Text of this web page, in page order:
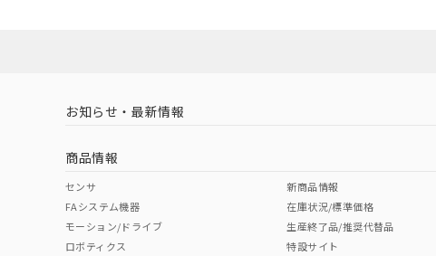
中国 RoHS 注意事項・凡例
中国 RoHS表
Pb Hg Cr(VI)
（イギリス
（ノルウェー
お知らせ・最新情報
商品情報
センサ
FAシステム機器
モーション/ドライブ
ロボティクス
新商品情報
在庫状況/標準価格
生産終了品/推奨代替品
特設サイト